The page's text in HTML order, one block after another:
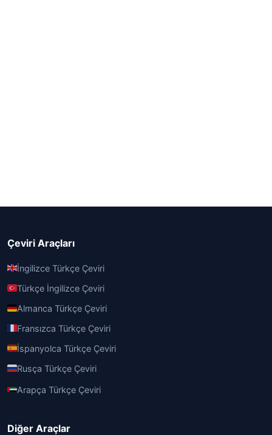
Çeviri Araçları
İngilizce Türkçe Çeviri
Türkçe İngilizce Çeviri
Almanca Türkçe Çeviri
Fransızca Türkçe Çeviri
İspanyolca Türkçe Çeviri
Rusça Türkçe Çeviri
Arapça Türkçe Çeviri
Diğer Araçlar